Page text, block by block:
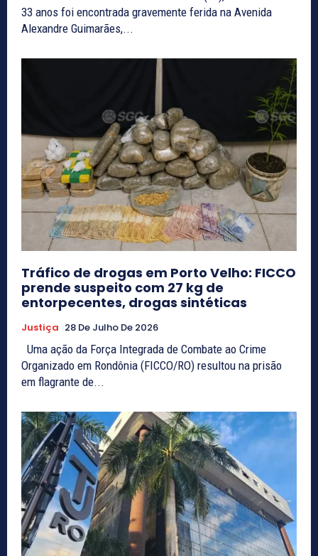
33 anos foi encontrada gravemente ferida na Avenida
Alexandre Guimarães,...
Tráfico de drogas em Porto Velho: FICCO
prende suspeito com 27 kg de
entorpecentes, drogas sintéticas
Justiça 28 De Julho De 2026
Organizado em Rondônia (FICCO/RO) resultou na prisão
em flagrante de...